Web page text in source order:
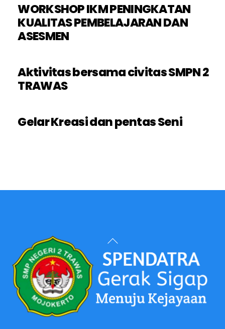
WORKSHOP IKM PENINGKATAN
KUALITAS PEMBELAJARAN DAN
ASESMEN
Aktivitas bersama civitas SMPN 2
TRAWAS
Gelar Kreasi dan pentas Seni
Back
To
Top